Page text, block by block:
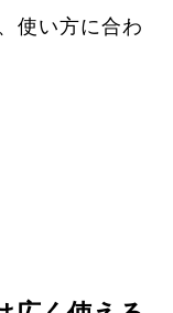
使い方に合わ